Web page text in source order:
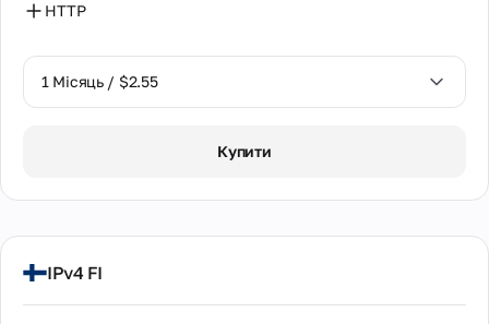
HTTP
1 Місяць / $2.55
Купити
IPv4 FI